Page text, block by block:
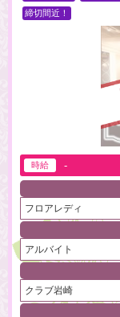
締切間近！
時給 -
フロアレディ
アルバイト
クラブ岩崎